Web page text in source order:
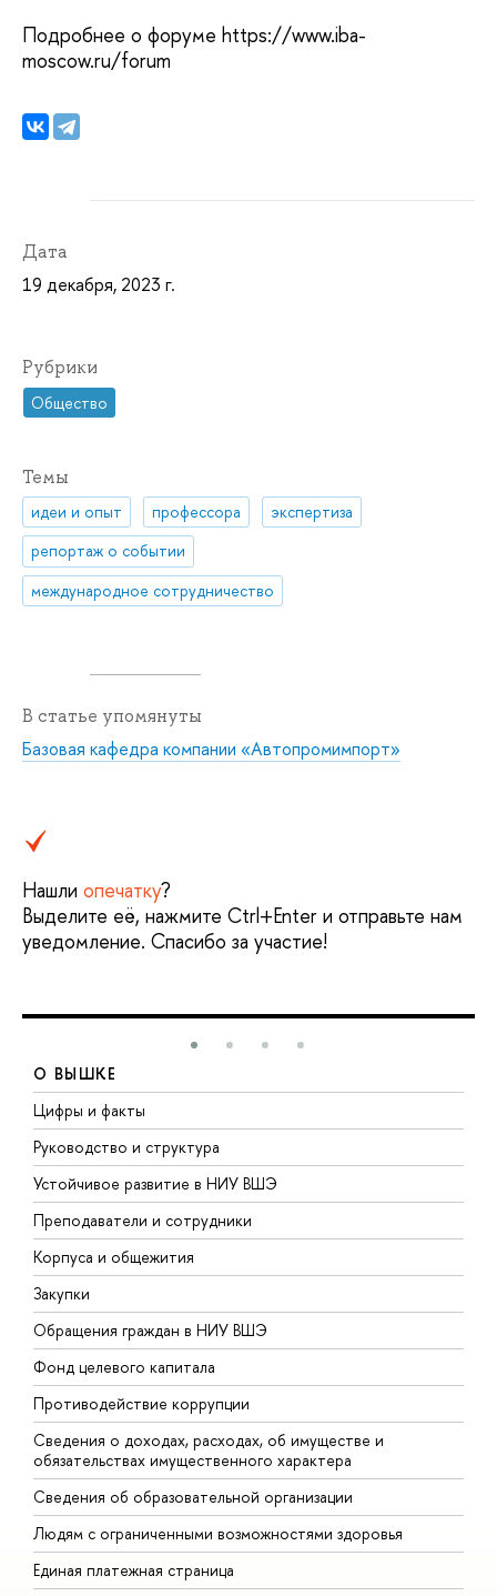
Подробнее о форуме https://www.iba-
moscow.ru/forum
Дата
19 декабря, 2023 г.
Рубрики
Общество
Темы
идеи и опыт профессора
экспертиза
репортаж о событии
международное сотрудничество
В статье упомянуты
Базовая кафедра компании «Автопромимпорт»
Нашли опечатку?
Выделите её, нажмите Ctrl+Enter и отправьте нам
уведомление. Спасибо за участие!
О ВЫШКЕ
Цифры и факты
Руководство и структура
Устойчивое развитие в НИУ ВШЭ
Преподаватели и сотрудники
Корпуса и общежития
Закупки
Обращения граждан в НИУ ВШЭ
Фонд целевого капитала
Противодействие коррупции
Сведения о доходах, расходах, об имуществе и
обязательствах имущественного характера
Сведения об образовательной организации
Людям с ограниченными возможностями здоровья
Единая платежная страница